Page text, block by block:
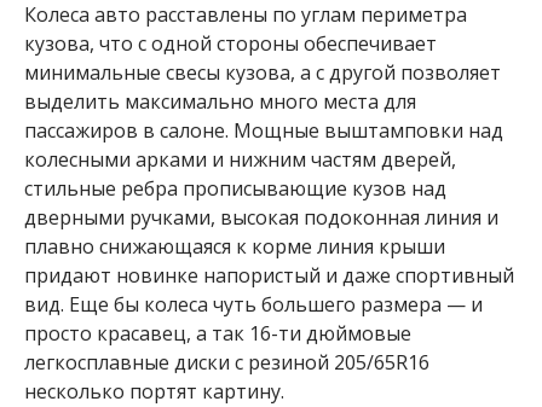
Колеса авто расставлены по углам периметра
кузова, что с одной стороны обеспечивает
минимальные свесы кузова, а с другой позволяет
выделить максимально много места для
пассажиров в салоне. Мощные выштамповки над
колесными арками и нижним частям дверей,
стильные ребра прописывающие кузов над
дверными ручками, высокая подоконная линия и
плавно снижающаяся к корме линия крыши
придают новинке напористый и даже спортивный
вид. Еще бы колеса чуть большего размера — и
просто красавец, а так 16-ти дюймовые
легкосплавные диски с резиной 205/65R16
несколько портят картину.